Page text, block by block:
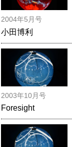
2004年5月号
小田博利
2003年10月号
Foresight